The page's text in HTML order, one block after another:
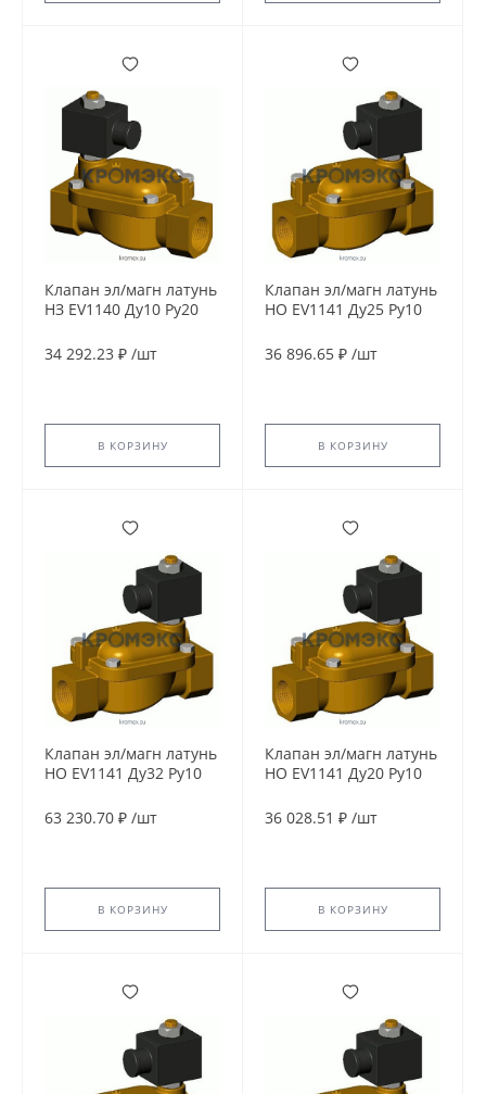
Клапан эл/магн латунь
НЗ EV1140 Ду10 Ру20
Tecofi EV1140-0010-
34 292.23 ₽ /шт
В КОРЗИНУ
Клапан эл/магн латунь
НО EV1141 Ду25 Ру10
Tecofi EV1141-0025-
36 896.65 ₽ /шт
В КОРЗИНУ
Клапан эл/магн латунь
НО EV1141 Ду32 Ру10
Tecofi EV1141-0032-
63 230.70 ₽ /шт
В КОРЗИНУ
Клапан эл/магн латунь
НО EV1141 Ду20 Ру10
Tecofi EV1141-0020-
36 028.51 ₽ /шт
В КОРЗИНУ